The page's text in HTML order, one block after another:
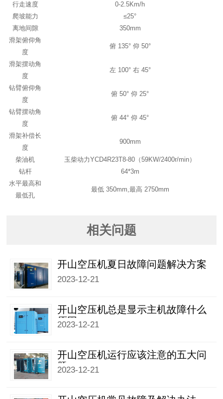
行走速度
0-2.5Km/h
爬坡能力
≤25°
离地间隙
350mm
滑架俯仰角
度
俯 135° 仰 50°
滑架摆动角
度
左 100° 右 45°
钻臂俯仰角
度
俯 50° 仰 25°
钻臂摆动角
度
俯 44° 仰 45°
滑架补偿长
度
900mm
柴油机
玉柴动力YCD4R23T8-80（59KW/2400r/min）
钻杆
64*3m
水平最高和
最低孔
最低 350mm,最高 2750mm
相关问题
开山空压机夏日故障问题解决方案
2023-12-21
开山空压机总是显示主机故障什么
原因
2023-12-21
开山空压机运行应该注意的五大问
题
2023-12-21